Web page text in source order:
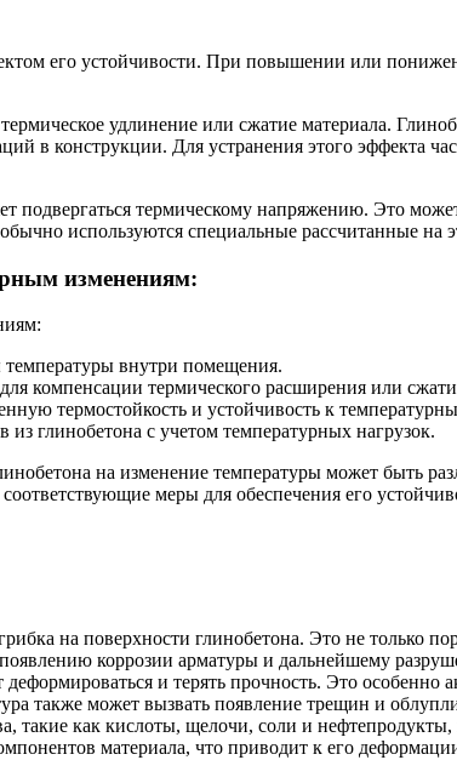
его устойчивости. При повышении или
удлинение или сжатие материала.
в конструкции. Для устранения этого эффекта
подвергаться термическому напряжению. Это
используются специальные рассчитанные на
изменениям:
внутри помещения.
компенсации термического расширения или
термостойкость и устойчивость к
глинобетона с учетом температурных нагрузок.
на изменение температуры может быть
меры для обеспечения его
на поверхности глинобетона. Это не только
коррозии арматуры и дальнейшему
и терять прочность. Это особенно
также может вызвать появление трещин и
как кислоты, щелочи, соли и
материала, что приводит к его